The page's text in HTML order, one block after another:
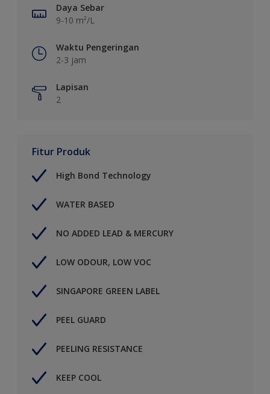
Daya Sebar
9-10 m²/L
Waktu Pengeringan
2-3 jam
Lapisan
2
Fitur Produk
High Bond Technology
WATER BASED
NO ADDED LEAD & MERCURY
LOW ODOUR, LOW VOC
SINGAPORE GREEN LABEL
PEEL GUARD
PEELING RESISTANCE
KEEP COOL